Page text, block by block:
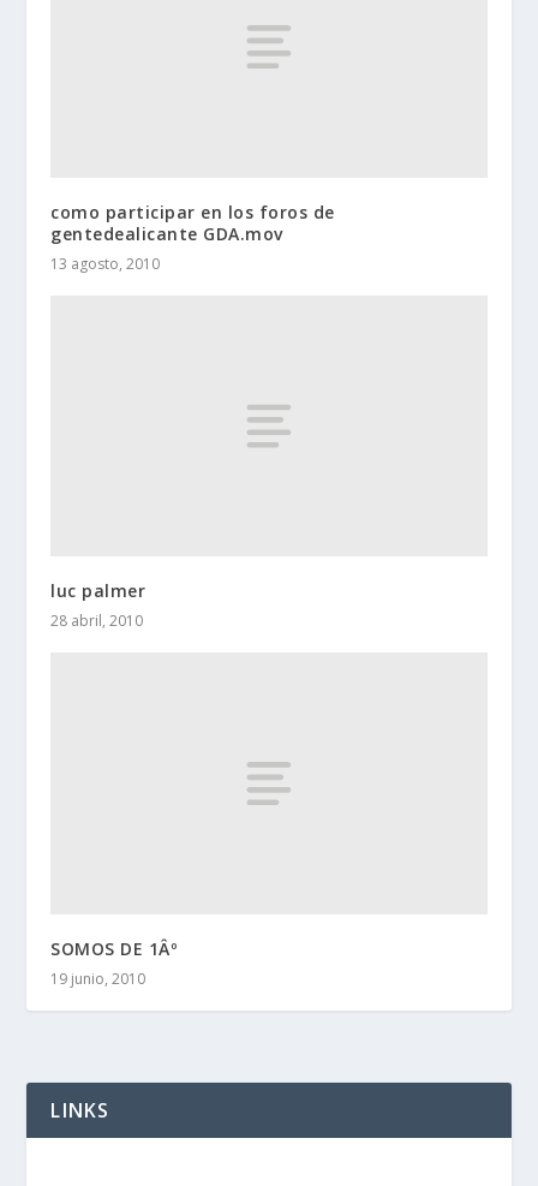
como participar en los foros de
gentedealicante GDA.mov
13 agosto, 2010
luc palmer
28 abril, 2010
SOMOS DE 1Âº
19 junio, 2010
LINKS